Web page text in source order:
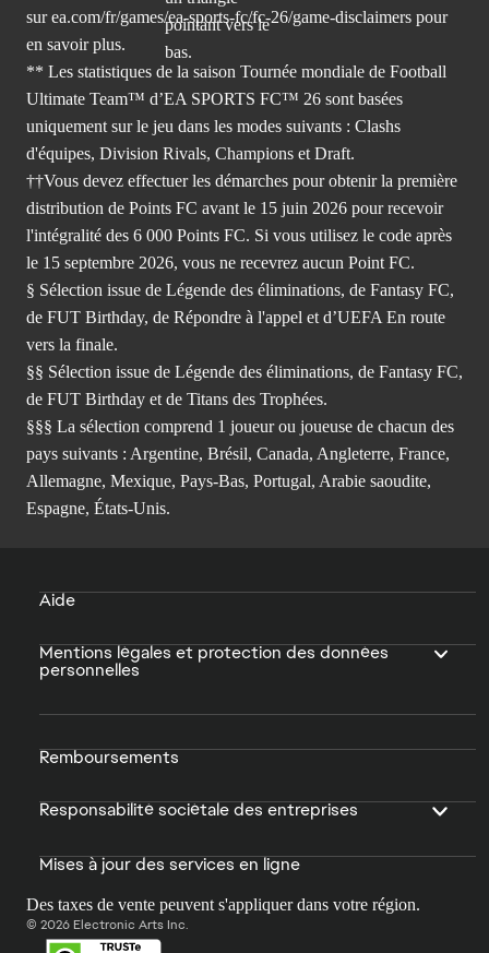
sur ea.com/fr/games/ea-sports-fc/fc-26/game-disclaimers pour
en savoir plus.
** Les statistiques de la saison Tournée mondiale de Football
Ultimate Team™ d’EA SPORTS FC™ 26 sont basées
uniquement sur le jeu dans les modes suivants : Clashs
d'équipes, Division Rivals, Champions et Draft.
††Vous devez effectuer les démarches pour obtenir la première
distribution de Points FC avant le 15 juin 2026 pour recevoir
l'intégralité des 6 000 Points FC. Si vous utilisez le code après
le 15 septembre 2026, vous ne recevrez aucun Point FC.
§ Sélection issue de Légende des éliminations, de Fantasy FC,
de FUT Birthday, de Répondre à l'appel et d’UEFA En route
vers la finale.
§§ Sélection issue de Légende des éliminations, de Fantasy FC,
de FUT Birthday et de Titans des Trophées.
§§§ La sélection comprend 1 joueur ou joueuse de chacun des
pays suivants : Argentine, Brésil, Canada, Angleterre, France,
Allemagne, Mexique, Pays-Bas, Portugal, Arabie saoudite,
Espagne, États-Unis.
Aide
Mentions légales et protection des données
personnelles
Remboursements
Responsabilité sociétale des entreprises
Mises à jour des services en ligne
Des taxes de vente peuvent s'appliquer dans votre région.
© 2026 Electronic Arts Inc.